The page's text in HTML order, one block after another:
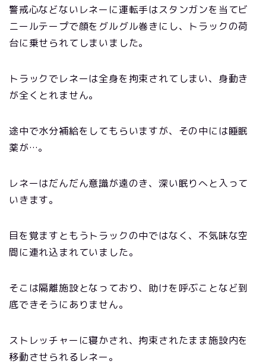
警戒心などないレネーに運転手はスタンガンを当てビ
ニールテープで顔をグルグル巻きにし、トラックの荷
台に乗せられてしまいました。
トラックでレネーは全身を拘束されてしまい、身動き
が全くとれません。
途中で水分補給をしてもらいますが、その中には睡眠
薬が…。
レネーはだんだん意識が遠のき、深い眠りへと入って
いきます。
目を覚ますともうトラックの中ではなく、不気味な空
間に連れ込まれていました。
そこは隔離施設となっており、助けを呼ぶことなど到
底できそうにありません。
ストレッチャーに寝かされ、拘束されたまま施設内を
移動させられるレネー。